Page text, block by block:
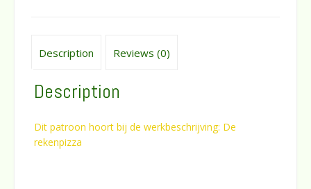
Description Reviews (0)
Description
Dit patroon hoort bij de werkbeschrijving: De
rekenpizza